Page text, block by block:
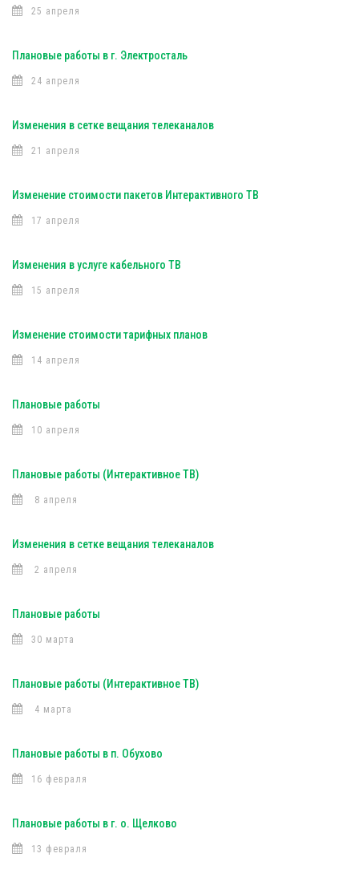
25 апреля
Плановые работы в г. Электросталь
24 апреля
Изменения в сетке вещания телеканалов
21 апреля
Изменение стоимости пакетов Интерактивного ТВ
17 апреля
Изменения в услуге кабельного ТВ
15 апреля
Изменение стоимости тарифных планов
14 апреля
Плановые работы
10 апреля
Плановые работы (Интерактивное ТВ)
8 апреля
Изменения в сетке вещания телеканалов
2 апреля
Плановые работы
30 марта
Плановые работы (Интерактивное ТВ)
4 марта
Плановые работы в п. Обухово
16 февраля
Плановые работы в г. о. Щелково
13 февраля